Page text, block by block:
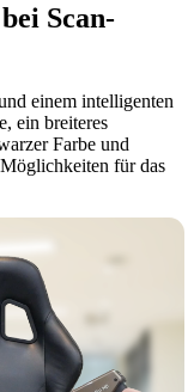
Scan-
einem intelligenten
ein breiteres
Farbe und
für das